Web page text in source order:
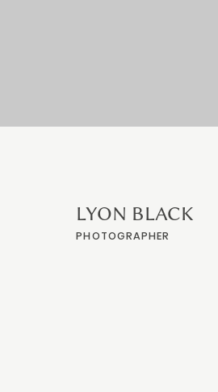
LYON BLACK
PHOTOGRAPHER